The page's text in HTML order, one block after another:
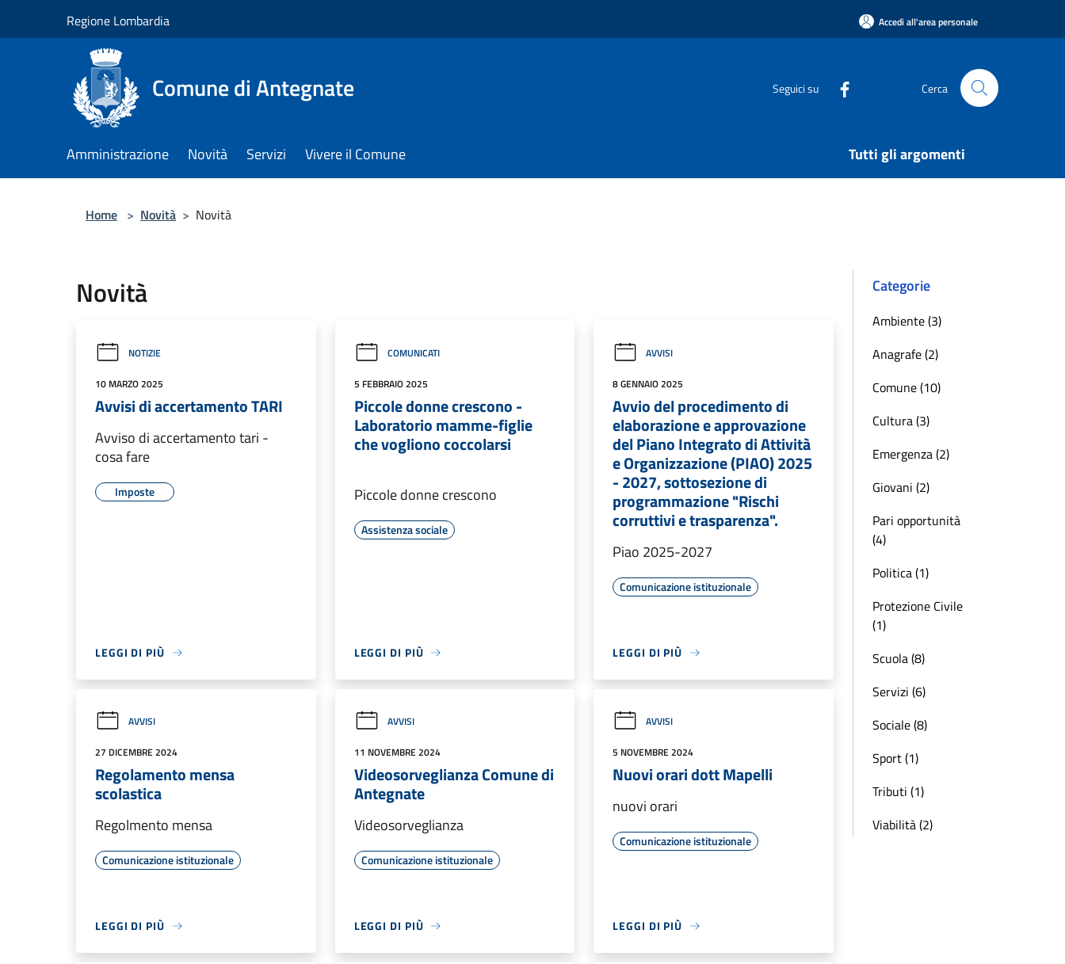
Regione Lombardia Accedi all'area personale
Comune di Antegnate Seguici su Cerca
Amministrazione Novità Servizi Vivere il Comune Tutti gli argomenti
Home > Novità > Novità
Novità
NOTIZIE
10 MARZO 2025
Avvisi di accertamento TARI
Avviso di accertamento tari -
cosa fare
Imposte
LEGGI DI PIÙ
COMUNICATI
5 FEBBRAIO 2025
Piccole donne crescono -
Laboratorio mamme-figlie
che vogliono coccolarsi
Piccole donne crescono
Assistenza sociale
LEGGI DI PIÙ
AVVISI
8 GENNAIO 2025
Avvio del procedimento di
elaborazione e approvazione
del Piano Integrato di Attività
e Organizzazione (PIAO) 2025
- 2027, sottosezione di
programmazione "Rischi
corruttivi e trasparenza".
Piao 2025-2027
Comunicazione istituzionale
LEGGI DI PIÙ
AVVISI
27 DICEMBRE 2024
Regolamento mensa
scolastica
Regolmento mensa
Comunicazione istituzionale
LEGGI DI PIÙ
AVVISI
11 NOVEMBRE 2024
Videosorveglianza Comune di
Antegnate
Videosorveglianza
Comunicazione istituzionale
LEGGI DI PIÙ
AVVISI
5 NOVEMBRE 2024
Nuovi orari dott Mapelli
nuovi orari
Comunicazione istituzionale
LEGGI DI PIÙ
Categorie
Ambiente (3)
Anagrafe (2)
Comune (10)
Cultura (3)
Emergenza (2)
Giovani (2)
Pari opportunità
(4)
Politica (1)
Protezione Civile
(1)
Scuola (8)
Servizi (6)
Sociale (8)
Sport (1)
Tributi (1)
Viabilità (2)